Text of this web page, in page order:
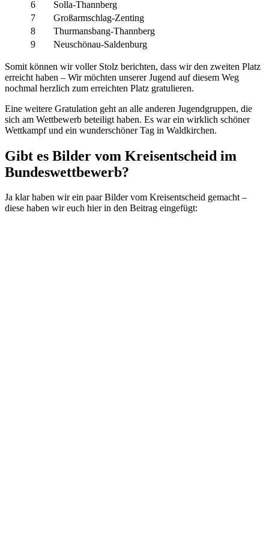
6
Solla-Thannberg
7
Großarmschlag-Zenting
8
Thurmansbang-Thannberg
9
Neuschönau-Saldenburg
Somit können wir voller Stolz berichten, dass wir den zweiten Platz
erreicht haben – Wir möchten unserer Jugend auf diesem Weg
nochmal herzlich zum erreichten Platz gratulieren.
Eine weitere Gratulation geht an alle anderen Jugendgruppen, die
sich am Wettbewerb beteiligt haben. Es war ein wirklich schöner
Wettkampf und ein wunderschöner Tag in Waldkirchen.
Gibt es Bilder vom Kreisentscheid im
Bundeswettbewerb?
Ja klar haben wir ein paar Bilder vom Kreisentscheid gemacht –
diese haben wir euch hier in den Beitrag eingefügt: